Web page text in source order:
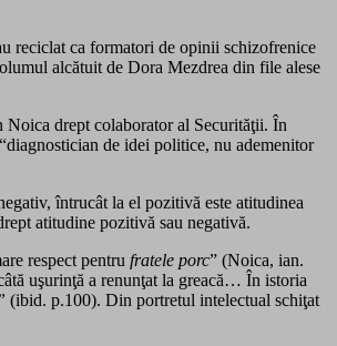
reciclat ca formatori de opinii schizofrenice
alcătuit de Dora Mezdrea din file alese
Noica drept colaborator al Securităţii. În
de idei politice, nu ademenitor
întrucât la el pozitivă este atitudinea
atitudine pozitivă sau negativă.
respect pentru fratele porc” (Noica, ian.
uşurinţă a renunţat la greacă… În istoria
(ibid. p.100). Din portretul intelectual schiţat